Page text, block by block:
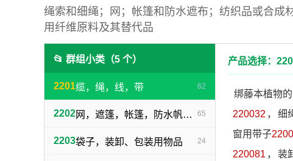
绳索和细绳；网；帐篷和防水遮布；纺织品或合成
用纤维原料及其替代品
📂 群组小类（5 个）
2201缆，绳，线，带 62
2202 网，遮篷，帐篷，防水帆布，帆 65
2203袋子，装卸、包装用物品 24
产品选择：
绑藤本植物
220032 ， 细
窗用带子
220081 ， 装